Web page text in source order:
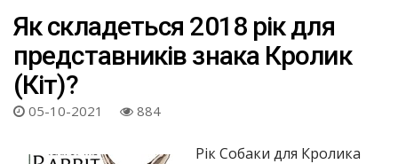
Як складеться 2018 рік для
представників знака Кролик
(Кіт)?
05-10-2021 884
Рік Собаки для Кролика